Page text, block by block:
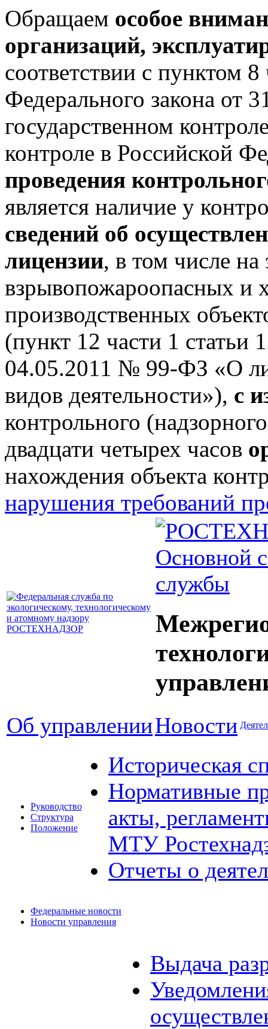
Обращаем особое
организаций,
соответствии с пунктом 8
Федерального закона
государственном
контроле в Российской
проведения
является наличие у
сведений об
лицензии, в том числе
взрывопожароопасных и
производственных
(пункт 12 части 1 статьи
04.05.2011 № 99-ФЗ «О
видов деятельности»), с
контрольного
двадцати четырех часов
нахождения объекта
нарушения требований
Основной
службы
Об управленииНовости
Руководство
Структура
Положение
Историческая
Нормативные
акты,
МТУ
Отчеты о
Федеральные новости
Новости управления
Выдача